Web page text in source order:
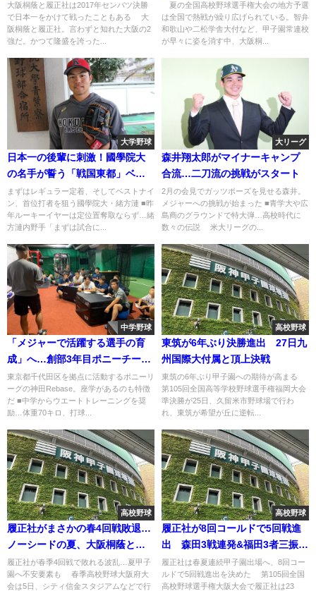
大阪桐蔭と履正社は2017年センバツ決勝
で日本一をかけて戦ったこともある 大
阪桐蔭と履正社。言わずと知れた大阪の2
強だ。かつて隆盛を誇った...
夏の全国高校野球選手権大会の地方予選
は全国で熱戦が繰り広げられている。智弁
和歌山や二松学舎大付など、甲子園常連校
が早々に姿を消す中、大阪桐...
大学野球
日本一の後輩に刺激！國學院大
の名手が誓う「戦国東都」ベス
トナイン
まずはレギュラー定着、そしてベストナイ
ン、首位打者を狙う國學院大・緒方漣 ■昨
年ルーキーイヤーは定位置奪取ならず…緒
方漣内野手「まずは試合に...
大リーグ
森井翔太郎がマイナーキャンプ
合流…二刀流の挑戦がスタート
2月の会見でガッツポーズを見せる森井。
メジャーへの挑戦が始まった ■青学大や広
島商のグラウンドで特大弾…高校時代に
数々の伝説 米大リーグの...
中学野球
「メジャーで活躍する選手の育
成」へ…創部3年目ポニーチーム
が作る次世代野球の常識
東京都千代田区を拠点に活動するポニーリ
ーグの神田Rebase。座学があるのも特徴
だ ■中学からウエートトレーニングを奨
励…体重70キロ、打球...
高校野球
東筑が6年ぶり決勝進出 27日九
州国際大付属と頂上決戦
東筑の6年ぶり甲子園への期待が高まる
第105回全国高等学校野球選手権福岡大会
準決勝が25日、久留米市野球場で行わ
れ、東筑が希望が丘に逆転...
高校野球
履正社がまさかの春4回戦敗退…
ノーシードの夏、大阪桐蔭との
再戦はあるのか
履正社が春季4回戦で敗れる波乱…夏甲子
園へ不安要素も 春季高校野球大阪府大
会は5日、シティ信金スタジアムなどで行
高校野球
履正社が8回コールドで5回戦進
出 森田3戦連発&福田3者三振締
め
履正社は春夏連続甲子園出場へ、8回コー
ルドで5回戦進出を決めた 第105回全国
高校野球選手権大阪大会で履正社は23